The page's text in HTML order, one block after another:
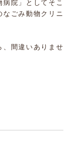
院」としてそこ
ごみ動物クリニ
、間違いありませ